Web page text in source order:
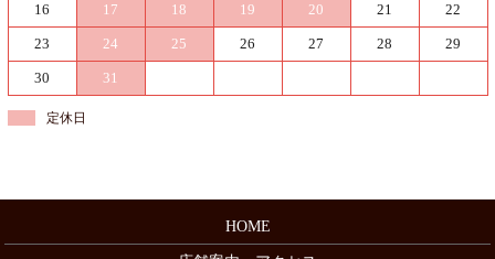
16 17 18 19 20 21 22
23 24 25 26 27 28 29
30 31
定休日
HOME